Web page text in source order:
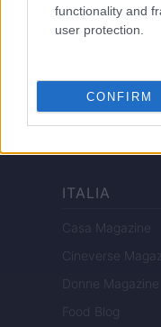
functionality and
user protection.
CONFIRM
zonanerd.com è una
Copyright © 2026 · Edito
realizzati in collaborazione
ITALIA
Casa Magazine
Cineverse
Donne Magazine
Food Blog